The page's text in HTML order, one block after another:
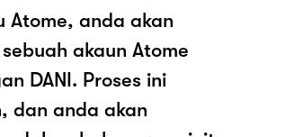
Atome, anda akan
akaun Atome
DANI. Proses ini
dan anda akan